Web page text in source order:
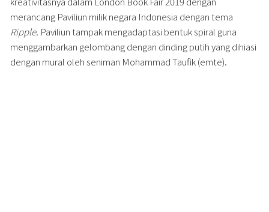
merancang Paviliun milik negara Indonesia dengan tema
Ripple. Paviliun tampak mengadaptasi bentuk spiral guna
menggambarkan gelombang dengan dinding putih yang dihiasi
dengan mural oleh seniman Mohammad Taufik (emte).